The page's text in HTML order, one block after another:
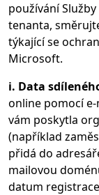
používání
tenanta,
týkající se
Microsoft.
i. Data
online pomocí
vám poskytla
(například
přidá do
mailovou
datum